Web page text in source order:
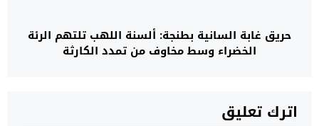
حريق غابة السانية بطنجة: ألسنة اللهب تلتهم الرئة
الخضراء وسط مخاوف من تمدد الكارثة
اترك تعليق